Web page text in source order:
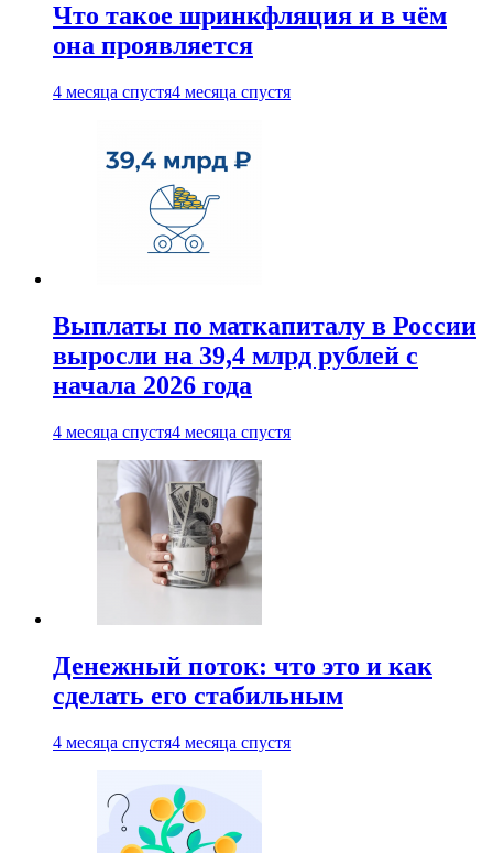
Что такое шринкфляция и в чём
она проявляется
4 месяца спустя4 месяца спустя
Выплаты по маткапиталу в России
выросли на 39,4 млрд рублей с
начала 2026 года
4 месяца спустя4 месяца спустя
Денежный поток: что это и как
сделать его стабильным
4 месяца спустя4 месяца спустя